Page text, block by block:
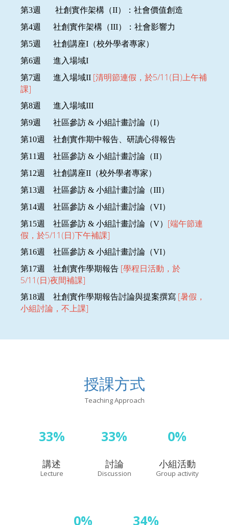
第3週 社創實作架構（II）： 社會價值創造
第4週 社創實作架構（III）：社會影響力
第5週 社創講座I （校外學者專家）
第6週
進入場域I
第7週 進入場域II [清明節連假，於5/11(日)上午補
課]
第8週
進入場域III
第9週 社區參訪 & 小組計畫討論 （I）
第10週
社創實作期中報告、研讀心得報告
第11週 社區參訪 & 小組計畫討論 （II）
第12週 社創講座II （校外學者專家）
第13週 社區參訪 & 小組計畫討論 （III）
第14週 社區參訪 & 小組計畫討論 （VI）
第15週 社區參訪 & 小組計畫討論 （V） [端午節連
假，於5/11(日)下午補課]
第16週 社區參訪 & 小組計畫討論 （VI）
第17週 社創實作學期報告 [學程日活動，於
5/11(日)夜間補課]
第18週 社創實作學期報告討論與提案撰寫 [暑假，
小組討論，不上課]
授課方式
Teaching Approach
33%
講述
Lecture
33%
討論
Discussion
0%
小組活動
Group activity
0% 34%